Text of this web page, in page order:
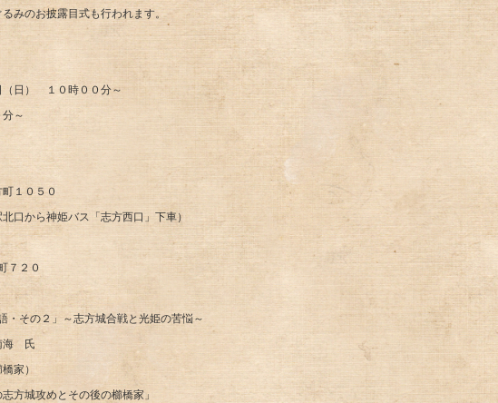
みのお披露目式も行われます。
日） １０時００分～
～
０５０
ら神姫バス「志方西口」下車）
２０
・その２」～志方城合戦と光姫の苦悩～
氏
家）
めとその後の櫛橋家」